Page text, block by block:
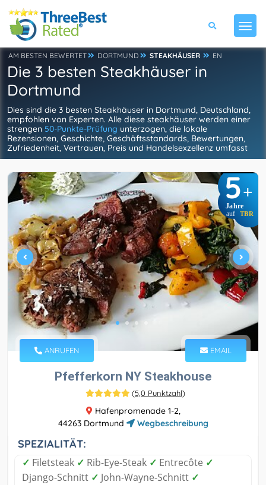
AM BESTEN BEWERTET DORTMUND STEAKHÄUSER EN
Die 3 besten Steakhäuser in
Dortmund
Dies sind die 3 besten Steakhäuser in Dortmund, Deutschland,
empfohlen von Experten. Alle diese steakhäuser werden einer
strengen 50-Punkte-Prüfung unterzogen, die lokale
Rezensionen, Geschichte, Geschäftsstandards, Bewertungen,
Zufriedenheit, Vertrauen, Preis und Handelsexzellenz umfasst
5+
Jahre
auf TBR
ANRUFEN EMAIL
Pfefferkorn NY Steakhouse
(5,0 Punktzahl)
Hafenpromenade 1-2,
44263 Dortmund
Wegbeschreibung
SPEZIALITÄT:
✓ Filetsteak ✓ Rib-Eye-Steak ✓ Entrecôte ✓
Django-Schnitt ✓ John-Wayne-Schnitt ✓